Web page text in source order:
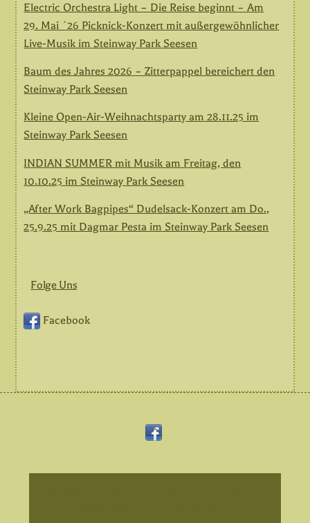
Electric Orchestra Light – Die Reise beginnt – Am
29. Mai ´26 Picknick-Konzert mit außergewöhnlicher
Live-Musik im Steinway Park Seesen
Baum des Jahres 2026 – Zitterpappel bereichert den
Steinway Park Seesen
Kleine Open-Air-Weihnachtsparty am 28.11.25 im
Steinway Park Seesen
INDIAN SUMMER mit Musik am Freitag, den
10.10.25 im Steinway Park Seesen
„After Work Bagpipes“ Dudelsack-Konzert am Do.,
25.9.25 mit Dagmar Pesta im Steinway Park Seesen
Folge Uns
Facebook
Back